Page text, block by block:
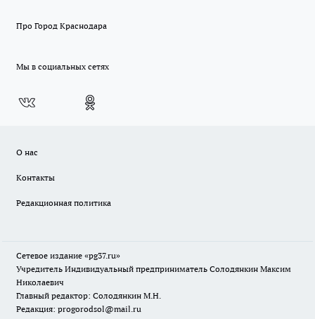
Про Город Краснодара
Мы в социальных сетях
О нас
Контакты
Редакционная политика
Сетевое издание «pg37.ru»
Учредитель Индивидуальный предприниматель Солодянкин Максим
Николаевич
Главный редактор: Солодянкин М.Н.
Редакция: progorodsol@mail.ru